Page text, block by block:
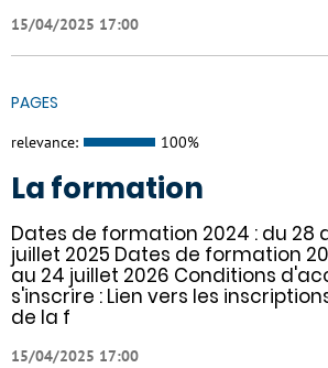
15/04/2025 17:00
PAGES
relevance: 100%
La formation
Dates de formation 2024 : du 28
juillet 2025 Dates de formation
au 24 juillet 2026 Conditions
s'inscrire : Lien vers les
de la f
15/04/2025 17:00